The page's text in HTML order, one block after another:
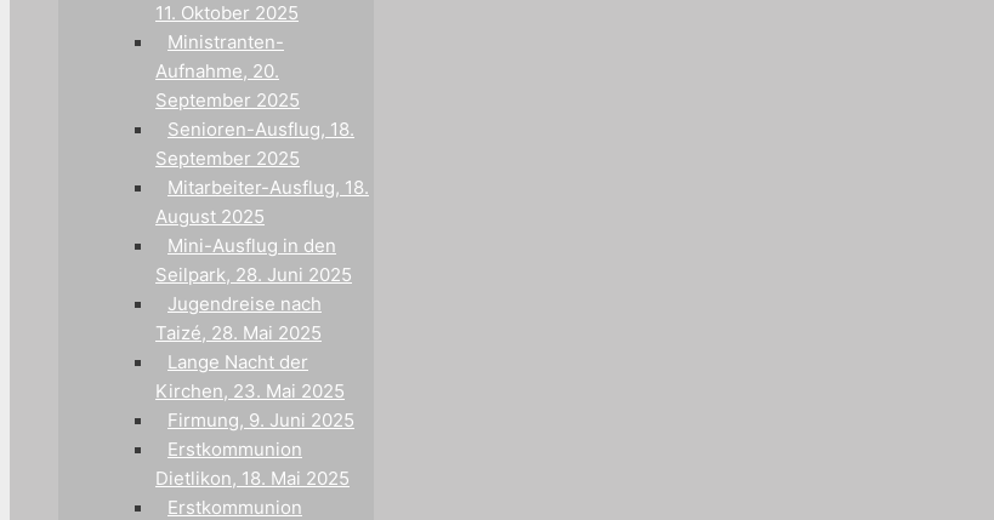
11. Oktober 2025
Ministranten-
Aufnahme, 20.
September 2025
Senioren-Ausflug, 18.
September 2025
Mitarbeiter-Ausflug, 18.
August 2025
Mini-Ausflug in den
Seilpark, 28. Juni 2025
Jugendreise nach
Taizé, 28. Mai 2025
Lange Nacht der
Kirchen, 23. Mai 2025
Firmung, 9. Juni 2025
Erstkommunion
Dietlikon, 18. Mai 2025
Erstkommunion